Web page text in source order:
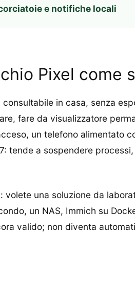
e notifiche locali
Pixel come
in casa, senza
fare da visualizzatore
un telefono alimentato
tende a sospendere
una soluzione da
un NAS, Immich su
valido; non diventa